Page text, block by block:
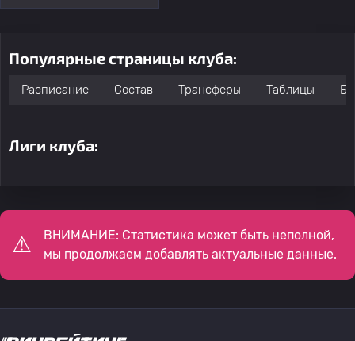
Популярные страницы клуба:
Расписание Состав Трансферы Таблицы
Лиги клуба:
ВНИМАНИЕ: Статистика может быть неполной,
мы продолжаем добавлять актуальные данные.